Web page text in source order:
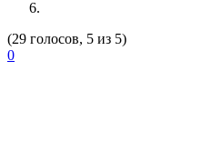
(29 голосов, 5 из 5)
0